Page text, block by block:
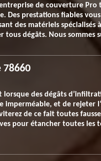
de couverture
prestations fiables
des matériels spécialisés
dégâts. Nous sommes
des dégâts
et de rejeter
de ce fait toutes
pour étancher toutes les